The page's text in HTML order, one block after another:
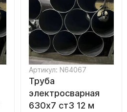
Артикул: N64067
Труба
электросварная
630х7 ст3 12 м